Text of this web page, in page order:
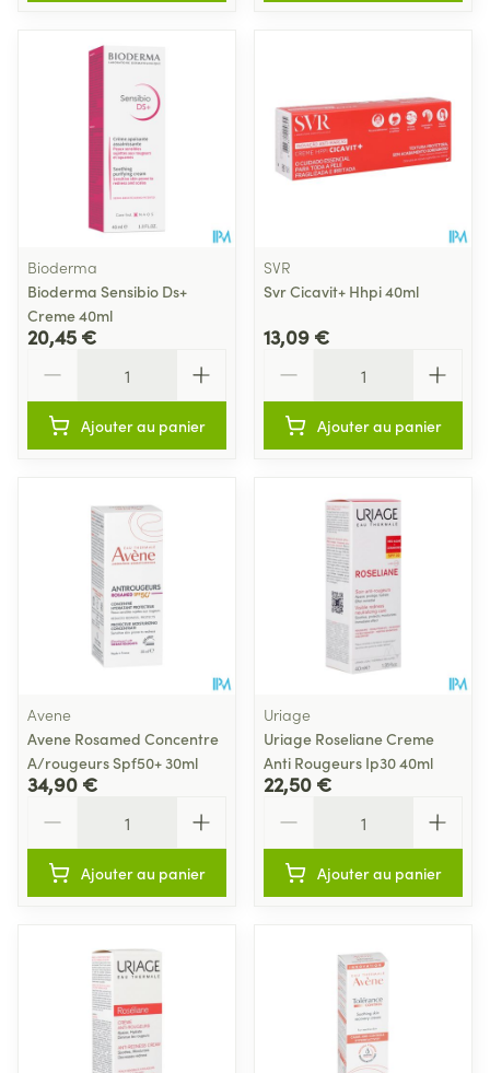
Bioderma
Bioderma Sensibio Ds+
Creme 40ml
20,45 €
Ajouter au panier
SVR
Svr Cicavit+ Hhpi 40ml
13,09 €
Ajouter au panier
Avene
Avene Rosamed Concentre
A/rougeurs Spf50+ 30ml
34,90 €
Ajouter au panier
Uriage
Uriage Roseliane Creme
Anti Rougeurs Ip30 40ml
22,50 €
Ajouter au panier